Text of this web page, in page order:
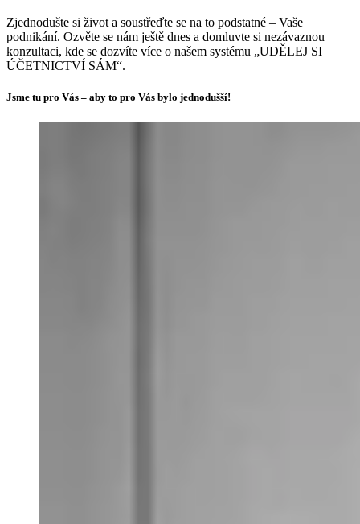
Zjednodušte si život a soustřeďte se na to podstatné – Vaše
podnikání. Ozvěte se nám ještě dnes a domluvte si nezávaznou
konzultaci, kde se dozvíte více o našem systému „UDĚLEJ SI
ÚČETNICTVÍ SÁM“.
Jsme tu pro Vás – aby to pro Vás bylo jednodušší!